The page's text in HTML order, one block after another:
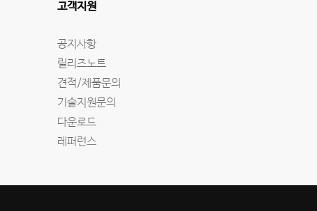
고객지원
공지사항
릴리즈노트
견적/제품문의
기술지원문의
다운로드
레퍼런스